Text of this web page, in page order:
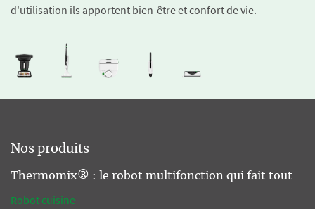
d'utilisation ils apportent bien-être et confort de vie.
Nos produits
Thermomix® : le robot multifonction qui fait tout
Robot cuisine